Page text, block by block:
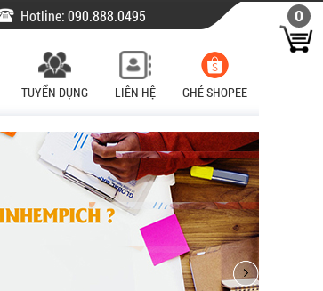
TUYỂN DỤNG LIÊN HỆ GHÉ SHOPEE
Hotline:090.888.0495 0